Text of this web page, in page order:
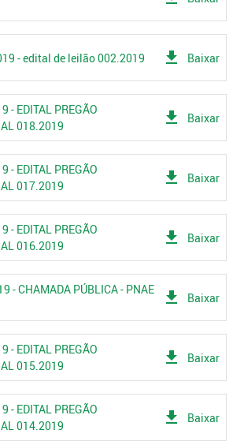
- edital de leilão 002.2019 get_app Baixar
- EDITAL PREGÃO
018.2019
get_app Baixar
- EDITAL PREGÃO
017.2019
get_app Baixar
- EDITAL PREGÃO
016.2019
get_app Baixar
- CHAMADA PÚBLICA - PNAE
get_app Baixar
- EDITAL PREGÃO
015.2019
get_app Baixar
- EDITAL PREGÃO
014.2019
get_app Baixar